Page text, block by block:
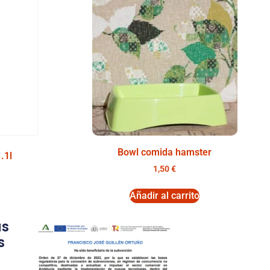
Bowl comida hamster
1,50€
Añadir al carrito